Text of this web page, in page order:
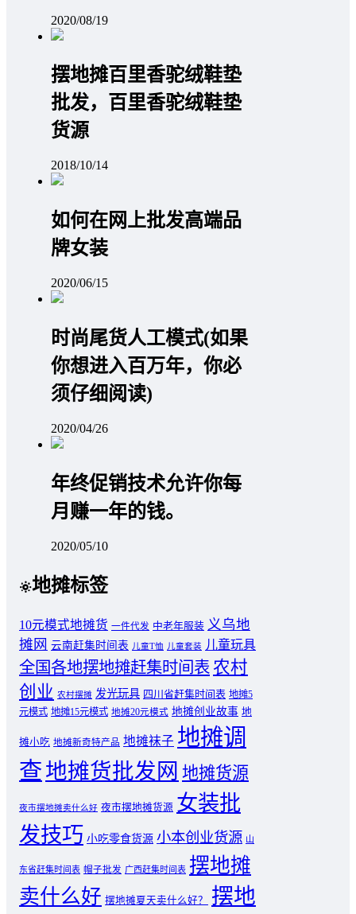
2020/08/19
摆地摊百里香驼绒鞋垫
批发，百里香驼绒鞋垫
货源
2018/10/14
如何在网上批发高端品
牌女装
2020/06/15
时尚尾货人工模式(如果
你想进入百万年，你必
须仔细阅读)
2020/04/26
年终促销技术允许你每
月赚一年的钱。
2020/05/10
地摊标签
10元模式地摊货 一件代发 中老年服装 义乌地
摊网 云南赶集时间表 儿童T恤 儿童套装 儿童玩具
全国各地摆地摊赶集时间表 农村
创业 农村摆摊 发光玩具 四川省赶集时间表 地摊5
元模式 地摊15元模式 地摊20元模式 地摊创业故事 地
摊小吃 地摊新奇特产品 地摊袜子 地摊调
查地摊货批发网 地摊货源
夜市摆地摊卖什么好 夜市摆地摊货源 女装批
发技巧 小吃零食货源 小本创业货源 山
东省赶集时间表 帽子批发 广西赶集时间表 摆地摊
卖什么好 摆地摊夏天卖什么好？
摆地